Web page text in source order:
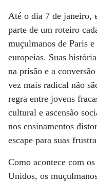
Até o dia 7 de janeiro,
parte de um roteiro
muçulmanos de Paris
europeias. Suas
na prisão e a
vez mais radical não
regra entre jovens
cultural e ascensão
nos ensinamentos
escape para suas
Como acontece com
Unidos, os